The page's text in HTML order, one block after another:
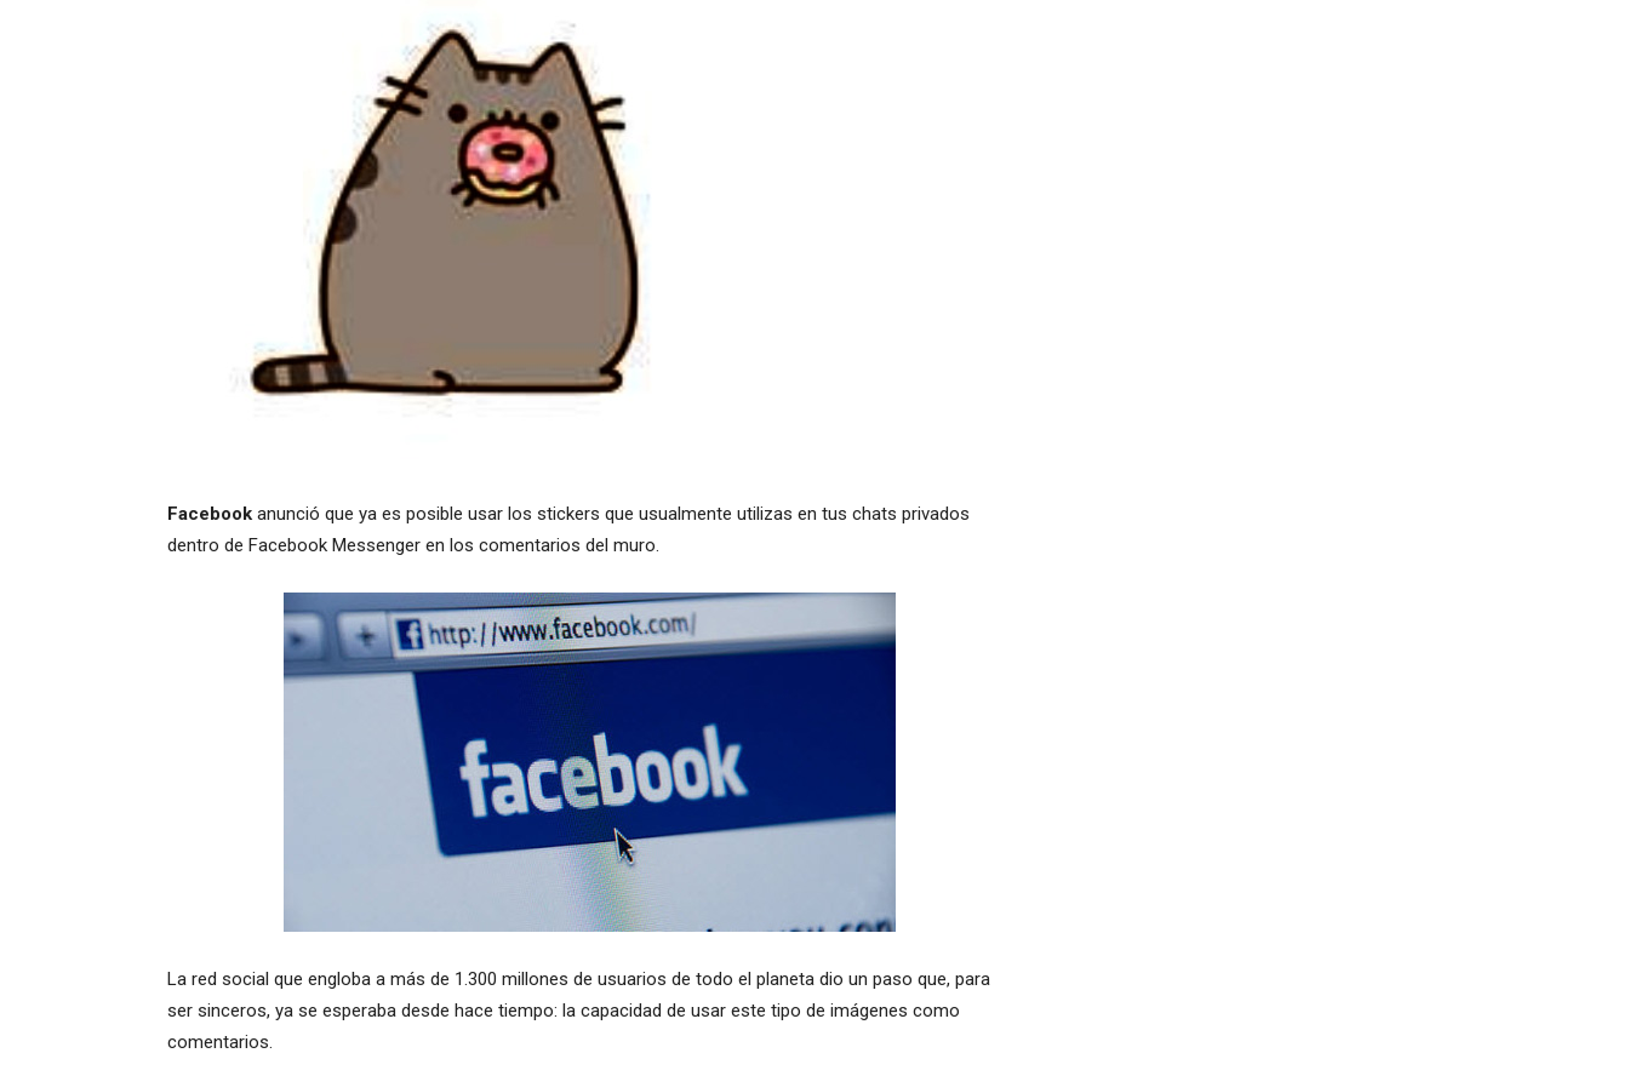
Facebook anunció que ya es posible usar los stickers que usualmente utilizas en tus chats privados
dentro de Facebook Messenger en los comentarios del muro.
La red social que engloba a más de 1.300 millones de usuarios de todo el planeta dio un paso que, para
ser sinceros, ya se esperaba desde hace tiempo: la capacidad de usar este tipo de imágenes como
comentarios.